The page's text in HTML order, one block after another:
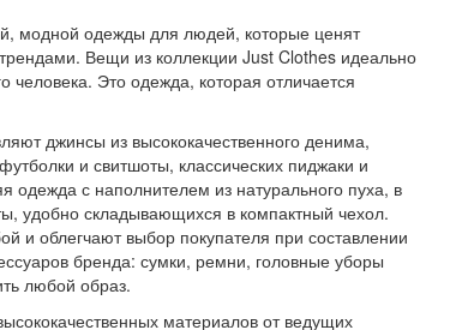
модной одежды для людей, которые ценят
Вещи из коллекции Just Clothes идеально
Это одежда, которая отличается
джинсы из высококачественного денима,
и свитшоты, классических пиджаки и
одежда с наполнителем из натурального пуха, в
удобно складывающихся в компактный чехол.
и облегчают выбор покупателя при составлении
бренда: сумки, ремни, головные уборы
любой образ.
материалов от ведущих